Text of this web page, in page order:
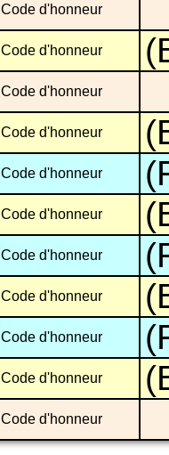
Code d'honneur
Code d'honneur
Code d'honneur
Code d'honneur
Code d'honneur
Code d'honneur
Code d'honneur
Code d'honneur
Code d'honneur
Code d'honneur
Code d'honneur